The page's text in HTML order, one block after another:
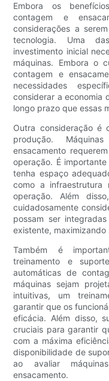
Embora os
contagem e
considerações a
tecnologia. Uma
investimento inicial
máquinas. Embora o
contagem e
necessidades
considerar a economia
longo prazo que essas
Outra consideração
produção.
ensacamento
operação. É
tenha espaço
como a infraestrutura
operação. Além
cuidadosamente
possam ser
existente,
Também é
treinamento e
automáticas de
máquinas sejam
intuitivas, um
garantir que os
eficácia. Além disso,
cruciais para garantir
com a máxima
disponibilidade de
ao avaliar
ensacamento.